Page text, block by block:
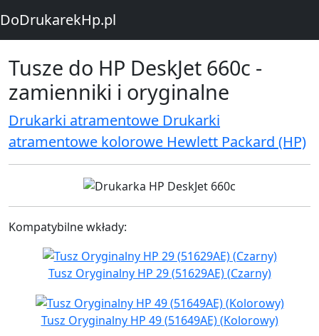
DoDrukarekHp.pl
Tusze do HP DeskJet 660c -
zamienniki i oryginalne
Drukarki atramentowe Drukarki
atramentowe kolorowe Hewlett Packard (HP)
Kompatybilne wkłady:
Tusz Oryginalny HP 29 (51629AE) (Czarny)
Tusz Oryginalny HP 49 (51649AE) (Kolorowy)